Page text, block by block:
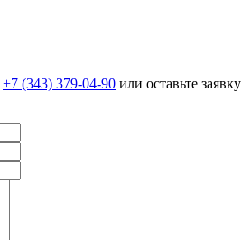
+7 (343) 379-04-90 или оставьте заявку